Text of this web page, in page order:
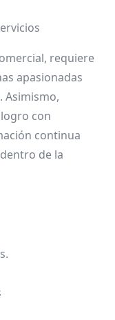
requiere
apasionadas
Asimismo,
con
continua
de la